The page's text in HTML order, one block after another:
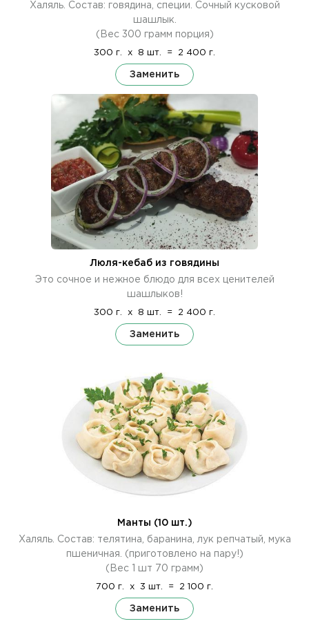
Халяль. Состав: говядина, специи. Сочный кусковой
шашлык.
(Вес 300 грамм порция)
300 г. x 8 шт. = 2 400 г.
Заменить
Люля-кебаб из говядины
Это сочное и нежное блюдо для всех ценителей
шашлыков!
300 г. x 8 шт. = 2 400 г.
Заменить
Манты (10 шт.)
Халяль. Состав: телятина, баранина, лук репчатый, мука
пшеничная. (приготовлено на пару!)
(Вес 1 шт 70 грамм)
700 г. x 3 шт. = 2 100 г.
Заменить